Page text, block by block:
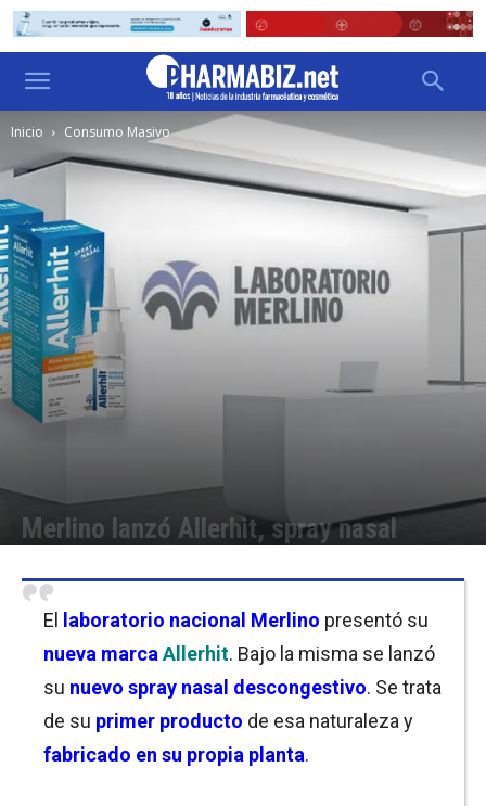
Inicio Consumo Masivo
Merlino lanzó Allerhit, spray nasal
El laboratorio nacional Merlino presentó su
nueva marca Allerhit. Bajo la misma se lanzó
su nuevo spray nasal descongestivo. Se trata
de su primer producto de esa naturaleza y
fabricado en su propia planta.